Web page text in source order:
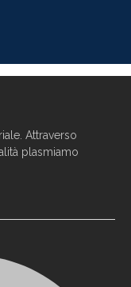
Attraverso
à p lasmiamo